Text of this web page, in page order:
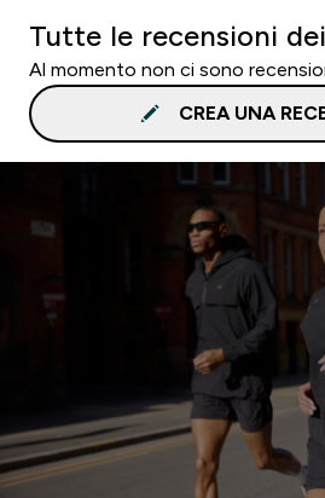
Tutte le recensioni
Al momento non ci sono
CREA UNA